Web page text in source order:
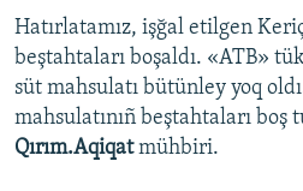
Hatırlatamız, işğal etilgen
beştahtaları boşaldı. «ATB»
süt mahsulatı bütünley yoq
mahsulatınıñ beştahtaları boş
Qırım.Aqiqatmühbiri.